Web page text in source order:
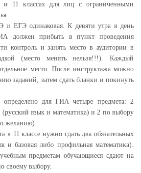
11 классах для лиц с ограниченными
и ЕГЭ одинаковая. К девяти утра в день
должен прибыть в пункт проведения
контроль и занять место в аудитории в
(место менять нельзя!!!). Каждый
место. После инструктажа можно
заданий, затем сдать бланки и покинуть
определено для ГИА четыре предмета: 2
(русский язык и математика) и 2 по выбору
желанию).
в 11 классе нужно сдать два обязательных
и базовая либо профильная математика).
предметам обучающиеся сдают на
своему выбору.